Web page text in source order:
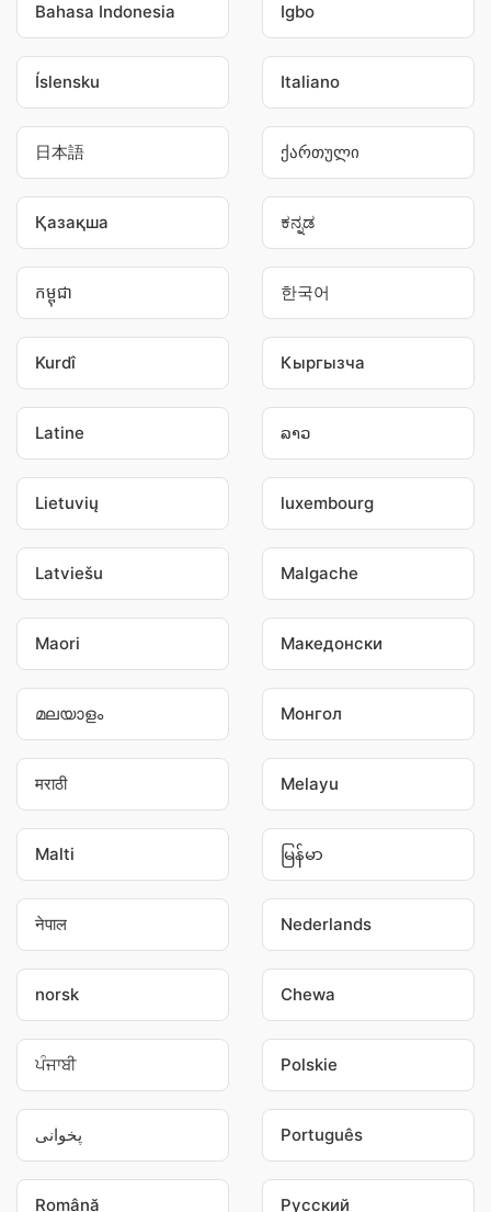
Bahasa Indonesia Igbo
Íslensku Italiano
日本語 ქართული
Қазақша ಕನ್ನಡ
កម្ពុជា 한국어
Kurdî Кыргызча
Latine ລາວ
Lietuvių luxembourg
Latviešu Malgache
Maori Македонски
മലയാളം Монгол
मराठी Melayu
Malti မြန်မာ
नेपाल Nederlands
norsk Chewa
ਪੰਜਾਬੀ Polskie
پخوانی Português
Română Pусский